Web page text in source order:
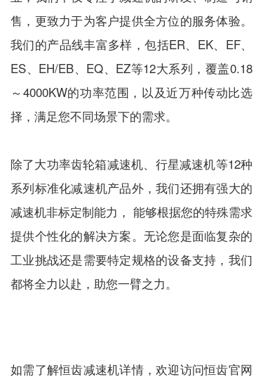
售，更致力于为客户提供全方位的服务体验。
我们的产品线丰富多样，包括ER、EK、EF、
ES、EH/EB、EQ、EZ等12大系列，覆盖0.18
～4000KW的功率范围，以及近万种传动比选
择，满足您不同场景下的需求。
除了大功率齿轮箱减速机、 行星减速机等12种
系列标准化减速机产品外，我们还拥有强大的
减速机非标定制能力， 能够根据您的特殊需求
提供个性化的解决方案。无论您是面临复杂的
工业挑战还是需要特定规格的设备支持，我们
都将全力以赴，助您一臂之力。
如需了解恒齿减速机详情，欢迎访问恒齿官网